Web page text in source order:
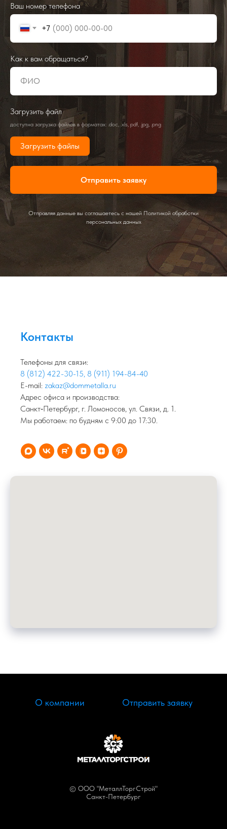
Ваш номер телефона
+7
Как к вам обращаться?
Загрузить файл
доступна загрузка файлов в форматах: .doc, .xls, pdf, .jpg, .png
Загрузить файлы
Отправить заявку
Отправляя данные вы соглашаетесь с нашей Политикой обработки
персональных данных
Контакты
Телефоны для связи:
8 (812) 422-30-15 8 (911) 194-84-40
E-mail: zakaz@dommetalla.ru
Адрес офиса и производства:
Санкт‑Петербург, г. Ломоносов, ул. Связи, д. 1.
Мы работаем: по будням с 9:00 до 17:30.
О компании Отправить заявку
© ООО "МеталлТоргСтрой"
Санкт-Петербург